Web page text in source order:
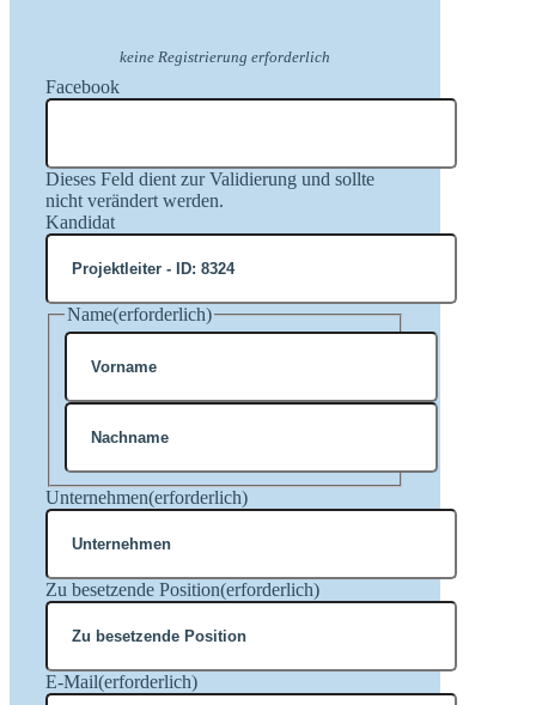
keine Registrierung erforderlich
Facebook
Dieses Feld dient zur Validierung und sollte
nicht verändert werden.
Kandidat
Name(erforderlich)
Vorname
Nachname
Unternehmen(erforderlich)
Zu besetzende Position(erforderlich)
E-Mail(erforderlich)